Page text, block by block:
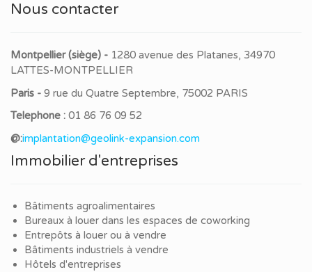
Nous contacter
Montpellier (siège) - 1280 avenue des Platanes, 34970
LATTES-MONTPELLIER
Paris - 9 rue du Quatre Septembre, 75002 PARIS
Telephone : 01 86 76 09 52
@:implantation@geolink-expansion.com
Immobilier d'entreprises
Bâtiments agroalimentaires
Bureaux à louer dans les espaces de coworking
Entrepôts à louer ou à vendre
Bâtiments industriels à vendre
Hôtels d'entreprises